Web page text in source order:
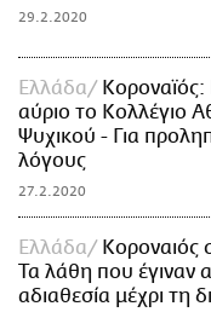
29.2.2020
Ελλάδα
Κοροναϊός:
αύριο το Κολλέγιο
Ψυχικού - Για
λόγους
27.2.2020
Ελλάδα
Κοροναιός
Τα λάθη που έγιναν
αδιαθεσία μέχρι τη